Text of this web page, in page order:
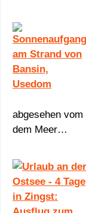
abgesehen
dem Meer…